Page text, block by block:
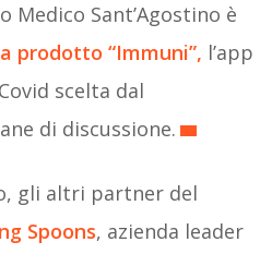
Medico Sant’Agostino è
prodotto “Immuni”, l’app
scelta dal
di discussione.
gli altri partner del
Spoons, azienda leader